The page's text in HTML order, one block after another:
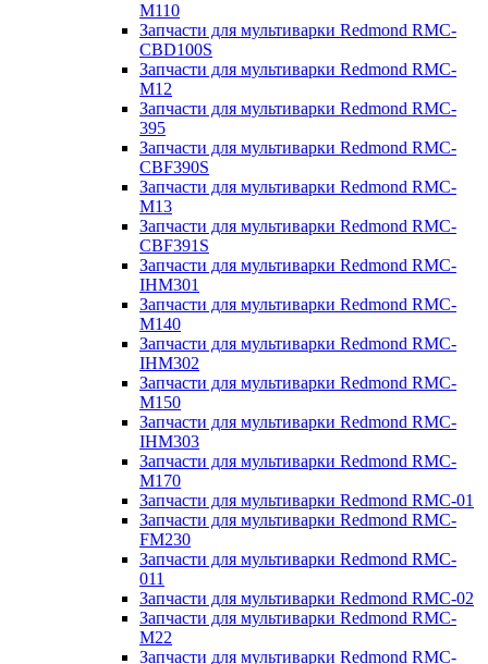
M110
Запчасти для мультиварки Redmond RMC-
CBD100S
Запчасти для мультиварки Redmond RMC-
M12
Запчасти для мультиварки Redmond RMC-
395
Запчасти для мультиварки Redmond RMC-
CBF390S
Запчасти для мультиварки Redmond RMC-
M13
Запчасти для мультиварки Redmond RMC-
CBF391S
Запчасти для мультиварки Redmond RMC-
IHM301
Запчасти для мультиварки Redmond RMC-
M140
Запчасти для мультиварки Redmond RMC-
IHM302
Запчасти для мультиварки Redmond RMC-
M150
Запчасти для мультиварки Redmond RMC-
IHM303
Запчасти для мультиварки Redmond RMC-
M170
Запчасти для мультиварки Redmond RMC-01
Запчасти для мультиварки Redmond RMC-
FM230
Запчасти для мультиварки Redmond RMC-
011
Запчасти для мультиварки Redmond RMC-02
Запчасти для мультиварки Redmond RMC-
M22
Запчасти для мультиварки Redmond RMC-